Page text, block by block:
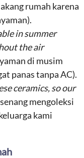
rumah karena
in summer
the air
di musim
panas tanpa AC).
ceramics, so our
mengoleksi
kami